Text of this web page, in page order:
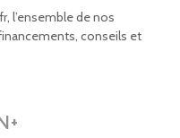
l’ensemble de nos
conseils et